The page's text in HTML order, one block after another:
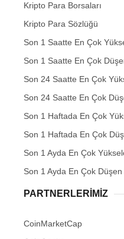
Kripto Para Borsaları
Kripto Para Sözlüğü
Son 1 Saatte En Çok
Son 1 Saatte En Çok
Son 24 Saatte En Çok
Son 24 Saatte En Çok
Son 1 Haftada En Çok
Son 1 Haftada En Çok
Son 1 Ayda En Çok
Son 1 Ayda En Çok
PARTNERLERIMIZ
CoinMarketCap